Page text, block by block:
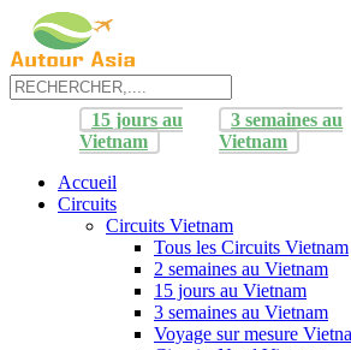
15 jours au
Vietnam
3 semaines au
Vietnam
Accueil
Circuits
Circuits Vietnam
Tous les Circuits Vietnam
2 semaines au Vietnam
15 jours au Vietnam
3 semaines au Vietnam
Voyage sur mesure